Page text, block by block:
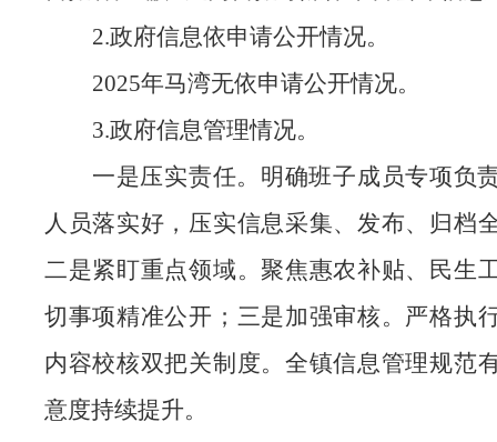
2.政府信息依申请公开情况。
2025年马湾无依申请公开情况。
3.政府信息管理情况。
一是压实责任。明确班子成员专项负
人员落实好，压实信息采集、发布、归档
二是紧盯重点领域。聚焦惠农补贴、民生
切事项精准公开；三是加强审核。严格执
内容校核双把关制度。全镇信息管理规范
意度持续提升。